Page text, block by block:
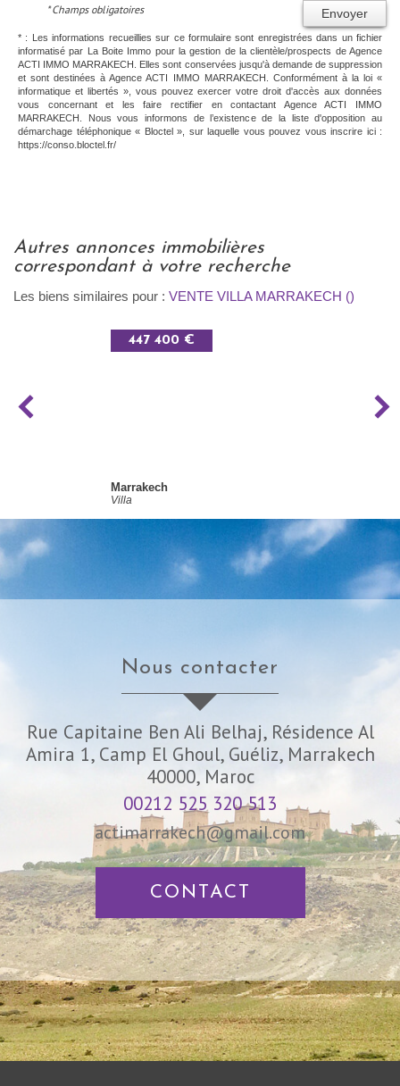
Envoyer
* Champs obligatoires
* : Les informations recueillies sur ce formulaire sont enregistrées dans un fichier
informatisé par La Boite Immo pour la gestion de la clientèle/prospects de Agence
ACTI IMMO MARRAKECH. Elles sont conservées jusqu'à demande de suppression
et sont destinées à Agence ACTI IMMO MARRAKECH. Conformément à la loi «
informatique et libertés », vous pouvez exercer votre droit d'accès aux données
vous concernant et les faire rectifier en contactant Agence ACTI IMMO
MARRAKECH. Nous vous informons de l’existence de la liste d'opposition au
démarchage téléphonique « Bloctel », sur laquelle vous pouvez vous inscrire ici :
https://conso.bloctel.fr/
autres annonces immobilières
correspondant à votre recherche
Les biens similaires pour : VENTE VILLA MARRAKECH ()
447 400 €
Marrakech
Villa
nous contacter
Rue Capitaine Ben Ali Belhaj, Résidence Al
Amira 1, Camp El Ghoul, Guéliz, Marrakech
40000, Maroc
00212 525 320 513
actimarrakech@gmail.com
CONTACT